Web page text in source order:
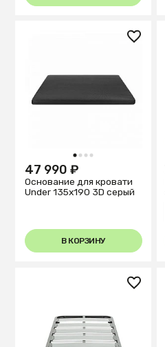
1 2 3 4
47 990 ₽
Основание для кровати
Under 135x190 3D серый
В КОРЗИНУ